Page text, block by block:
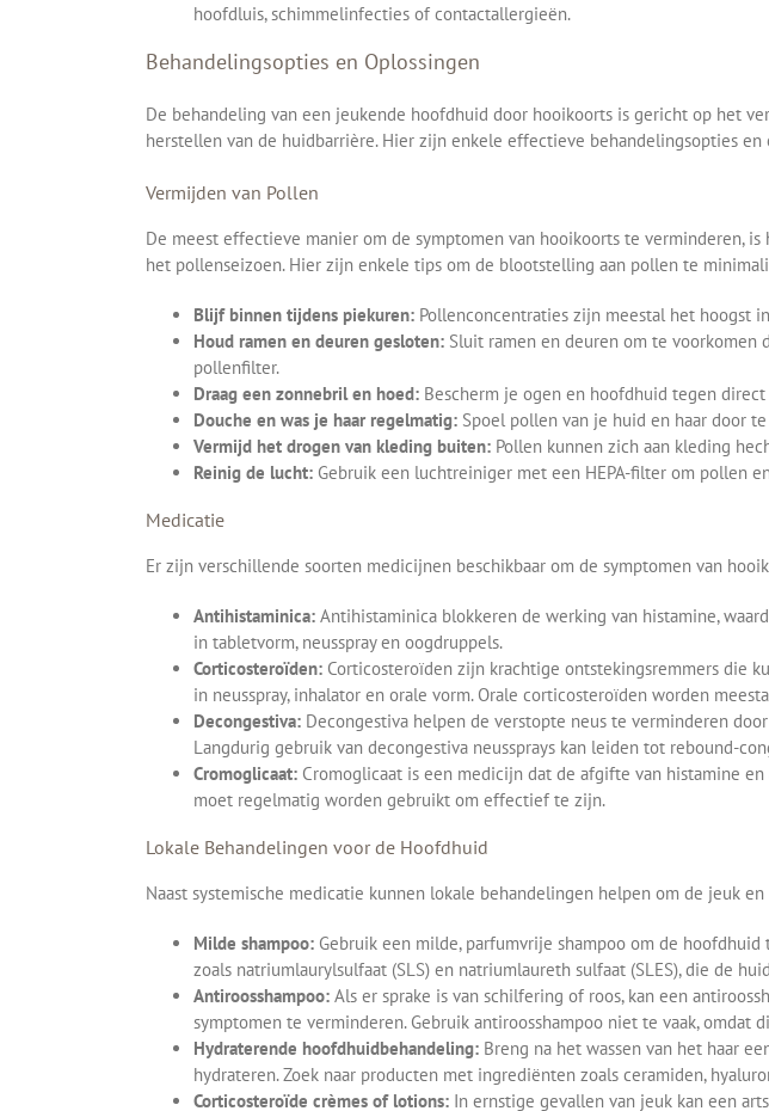
hoofdluis, schimmelinfecties of contactallergieën.
Behandelingsopties en Oplossingen
De behandeling van een jeukende hoofdhuid door hooikoorts is gericht op het
herstellen van de huidbarrière. Hier zijn enkele effectieve behandelingsopties en
Vermijden van Pollen
De meest effectieve manier om de symptomen van hooikoorts te verminderen,
het pollenseizoen. Hier zijn enkele tips om de blootstelling aan pollen te
Blijf binnen tijdens piekuren: Pollenconcentraties zijn meestal het hoogst
Houd ramen en deuren gesloten: Sluit ramen en deuren om te
pollenfilter.
Draag een zonnebril en hoed: Bescherm je ogen en hoofdhuid tegen
Douche en was je haar regelmatig: Spoel pollen van je huid en haar door
Vermijd het drogen van kleding buiten: Pollen kunnen zich aan kleding
Reinig de lucht: Gebruik een luchtreiniger met een HEPA-filter om pollen
Medicatie
Er zijn verschillende soorten medicijnen beschikbaar om de symptomen van
Antihistaminica: Antihistaminica blokkeren de werking van histamine,
in tabletvorm, neusspray en oogdruppels.
Corticosteroïden: Corticosteroïden zijn krachtige ontstekingsremmers die
in neusspray, inhalator en orale vorm. Orale corticosteroïden worden
Decongestiva: Decongestiva helpen de verstopte neus te verminderen
Langdurig gebruik van decongestiva neussprays kan leiden tot rebound-
Cromoglicaat: Cromoglicaat is een medicijn dat de afgifte van histamine
moet regelmatig worden gebruikt om effectief te zijn.
Lokale Behandelingen voor de Hoofdhuid
Naast systemische medicatie kunnen lokale behandelingen helpen om de jeuk
Milde shampoo: Gebruik een milde, parfumvrije shampoo om de
zoals natriumlaurylsulfaat (SLS) en natriumlaureth sulfaat (SLES), die de
Antiroosshampoo: Als er sprake is van schilfering of roos, kan een
symptomen te verminderen. Gebruik antiroosshampoo niet te vaak, omdat
Hydraterende hoofdhuidbehandeling: Breng na het wassen van het haar
hydrateren. Zoek naar producten met ingrediënten zoals ceramiden,
Corticosteroïde crèmes of lotions: In ernstige gevallen van jeuk kan een